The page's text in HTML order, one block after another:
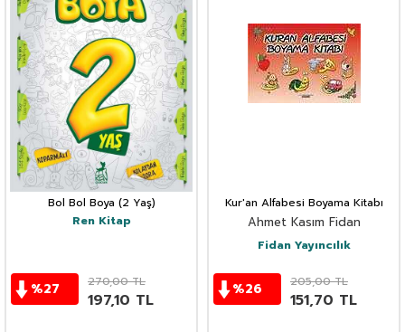
Bol Bol Boya (2 Yaş)
Ren Kitap
%27 270,00TL
197,10 TL
Kur'an Alfabesi Boyama Kitabı
Ahmet Kasım Fidan
Fidan Yayıncılık
%26 205,00TL
151,70 TL